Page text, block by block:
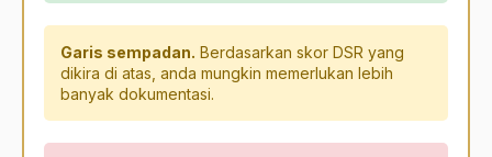
Garis sempadan. Berdasarkan skor DSR yang
dikira di atas, anda mungkin memerlukan lebih
banyak dokumentasi.